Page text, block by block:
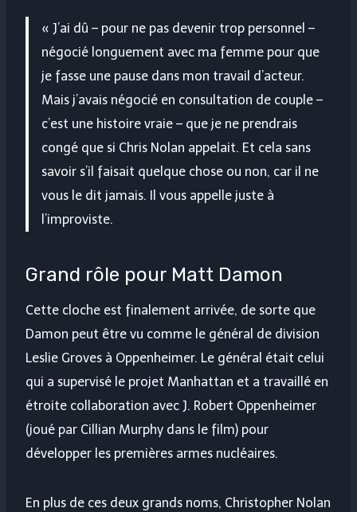
« J’ai dû – pour ne pas devenir trop personnel –
négocié longuement avec ma femme pour que
je fasse une pause dans mon travail d’acteur.
Mais j’avais négocié en consultation de couple –
c’est une histoire vraie – que je ne prendrais
congé que si Chris Nolan appelait. Et cela sans
savoir s’il faisait quelque chose ou non, car il ne
vous le dit jamais. Il vous appelle juste à
l’improviste.
Grand rôle pour Matt Damon
Cette cloche est finalement arrivée, de sorte que
Damon peut être vu comme le général de division
Leslie Groves à Oppenheimer. Le général était celui
qui a supervisé le projet Manhattan et a travaillé en
étroite collaboration avec J. Robert Oppenheimer
(joué par Cillian Murphy dans le film) pour
développer les premières armes nucléaires.
En plus de ces deux grands noms, Christopher Nolan